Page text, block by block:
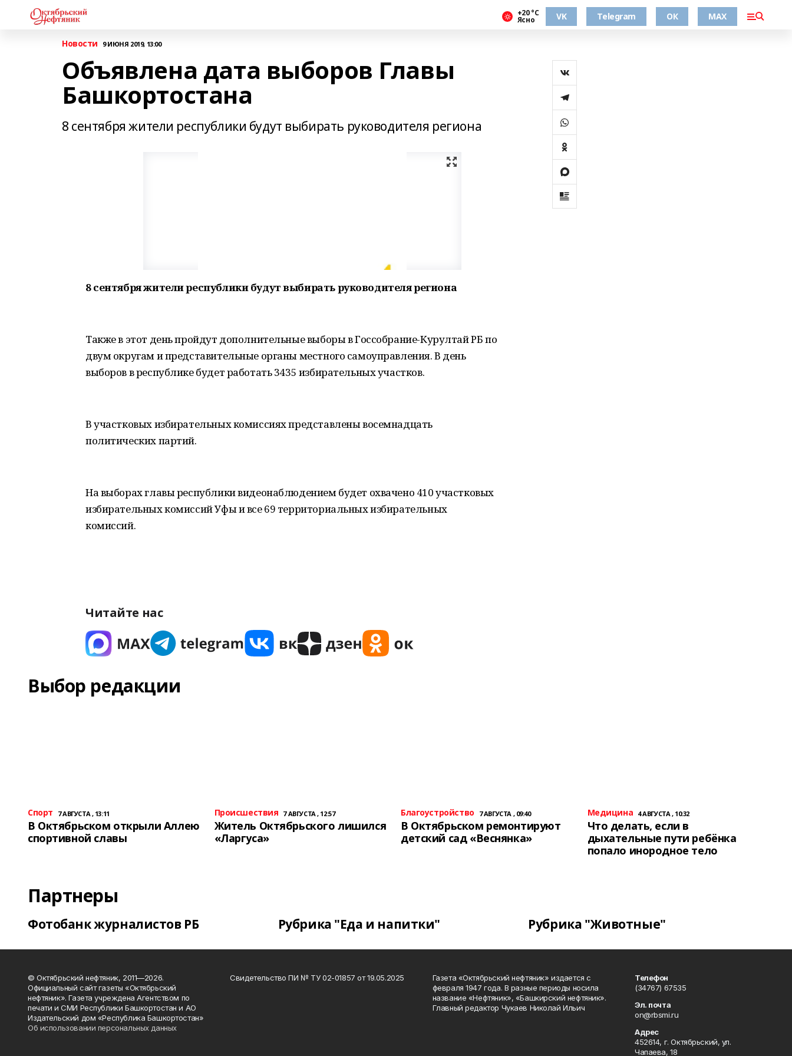
+20 °С
Ясно VK Telegram ОК MAX
Новости 9 ИЮНЯ 2019, 13:00
Объявлена дата выборов Главы
Башкортостана
8 сентября жители республики будут выбирать руководителя региона
8 сентября жители республики будут выбирать руководителя региона
Также в этот день пройдут дополнительные выборы в Госсобрание-Курултай РБ по
двум округам и представительные органы местного самоуправления. В день
выборов в республике будет работать 3435 избирательных участков.
В участковых избирательных комиссиях представлены восемнадцать
политических партий.
На выборах главы республики видеонаблюдением будет охвачено 410 участковых
избирательных комиссий Уфы и все 69 территориальных избирательных
комиссий.
Читайте нас
Выбор редакции
Спорт 7 АВГУСТА , 13:11
В Октябрьском открыли Аллею
спортивной славы
Происшествия 7 АВГУСТА , 12:57
Житель Октябрьского лишился
«Ларгуса»
Благоустройство 7 АВГУСТА , 09:40
В Октябрьском ремонтируют
детский сад «Веснянка»
Медицина 4 АВГУСТА , 10:32
Что делать, если в
дыхательные пути ребёнка
попало инородное тело
Партнеры
Фотобанк журналистов РБ Рубрика "Еда и напитки" Рубрика "Животные"
© Октябрьский нефтяник, 2011—2026.
Официальный сайт газеты «Октябрьский
нефтяник». Газета учреждена Агентством по
печати и СМИ Республики Башкортостан и АО
Издательский дом «Республика Башкортостан»
Об использовании персональных данных
Свидетельство ПИ № ТУ 02-01857 от 19.05.2025
Газета «Октябрьский нефтяник» издается с
февраля 1947 года. В разные периоды носила
название «Нефтяник», «Башкирский нефтяник».
Главный редактор Чукаев Николай Ильич
Телефон
(34767) 67535
Эл. почта
on@rbsmi.ru
Адрес
452614, г. Октябрьский, ул.
Чапаева, 18